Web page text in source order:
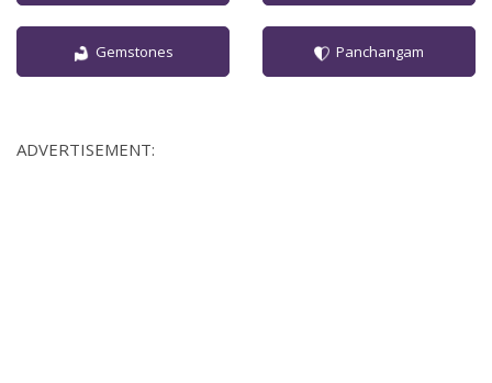
Gemstones Panchangam
ADVERTISEMENT: